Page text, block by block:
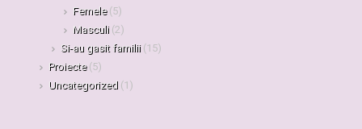
Femele(5)
Masculi(2)
Si-au gasit familii(15)
Proiecte(5)
Uncategorized (1)